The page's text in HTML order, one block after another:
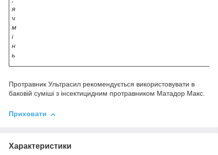
я
ч
м
і
н
ь
Протравник Ультрасил рекомендується використовувати в
баковій суміші з інсектицидним протравником Матадор Макс.
Приховати
Характеристики